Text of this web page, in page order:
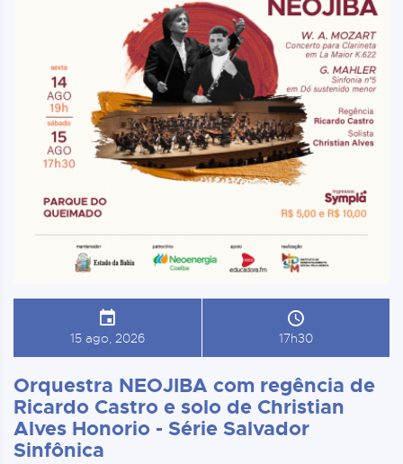
15 ago, 2026 17h30
Orquestra NEOJIBA com regência de
Ricardo Castro e solo de Christian
Alves Honorio - Série Salvador
Sinfônica